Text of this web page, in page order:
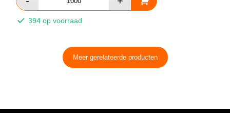
394 op voorraad
Meer gerelateerde producten